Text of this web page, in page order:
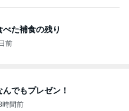
た補食の残り
前
でもプレゼン！
時間前